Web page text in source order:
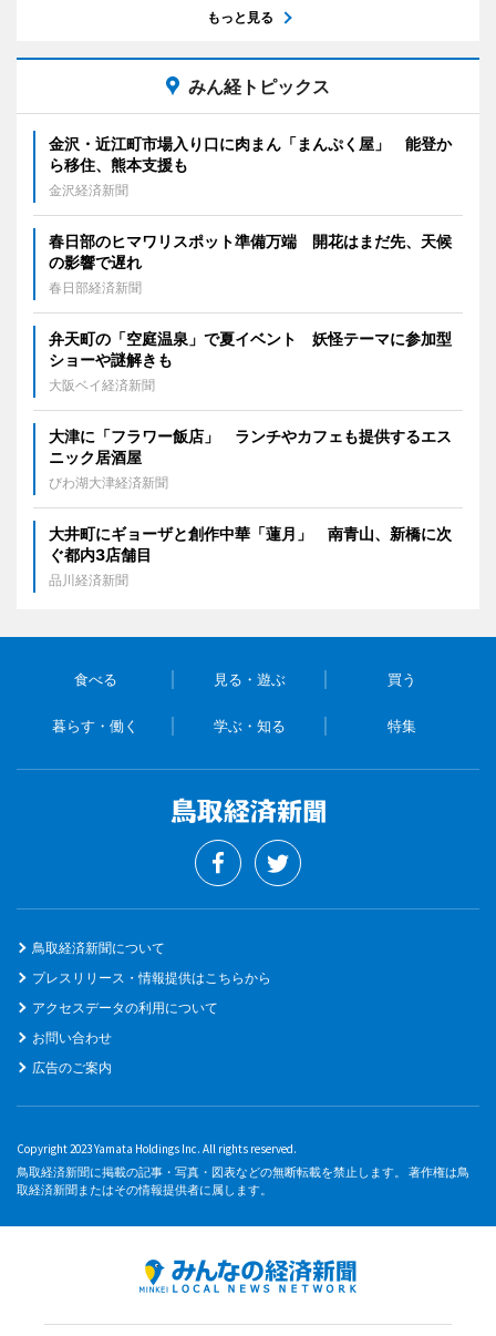
もっと見る
みん経トピックス
金沢・近江町市場入り口に肉まん「まんぷく屋」 能登か
ら移住、熊本支援も
金沢経済新聞
春日部のヒマワリスポット準備万端 開花はまだ先、天候
の影響で遅れ
春日部経済新聞
弁天町の「空庭温泉」で夏イベント 妖怪テーマに参加型
ショーや謎解きも
大阪ベイ経済新聞
大津に「フラワー飯店」 ランチやカフェも提供するエス
ニック居酒屋
びわ湖大津経済新聞
大井町にギョーザと創作中華「蓮月」 南青山、新橋に次
ぐ都内3店舗目
品川経済新聞
食べる 見る・遊ぶ 買う
暮らす・働く 学ぶ・知る 特集
鳥取経済新聞について
プレスリリース・情報提供はこちらから
アクセスデータの利用について
お問い合わせ
広告のご案内
Copyright 2023 Yamata Holdings Inc. All rights reserved.
鳥取経済新聞に掲載の記事・写真・図表などの無断転載を禁止します。 著作権は鳥
取経済新聞またはその情報提供者に属します。